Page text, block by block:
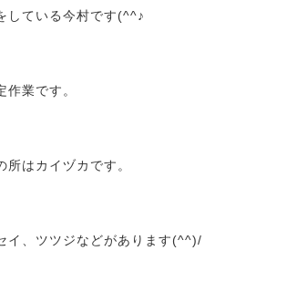
している今村です(^^♪
業です。
はカイヅカです。
イ、ツツジなどがあります(^^)/